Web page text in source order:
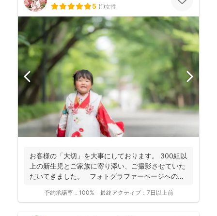
5 (1)女性
お客様の「大切」を大事にしております。 300組以
上の新生児とご家族に寄り添い、ご撮影させていた
だいてきました。 フォトグラファーページへの
予約承諾率： 100% 最終アクティブ： 7日以上前